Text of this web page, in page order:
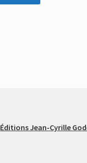
Éditions Jean-Cyrille